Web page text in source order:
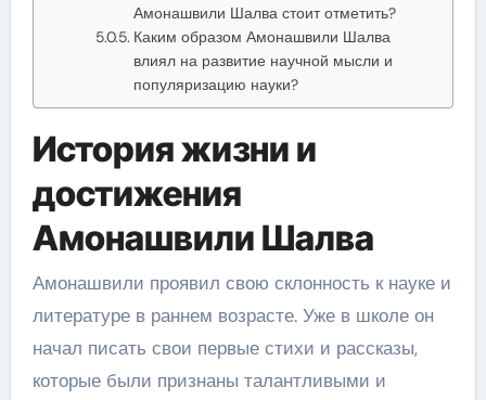
Амонашвили Шалва стоит отметить?
Каким образом Амонашвили Шалва
влиял на развитие научной мысли и
популяризацию науки?
История жизни и
достижения
Амонашвили Шалва
Амонашвили проявил свою склонность к науке и
литературе в раннем возрасте. Уже в школе он
начал писать свои первые стихи и рассказы,
которые были признаны талантливыми и